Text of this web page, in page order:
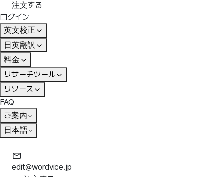
注文する
ログイン
英文校正
日英翻訳
料金
リサーチツール
リソース
FAQ
ご案内
日本語
edit@wordvice.jp